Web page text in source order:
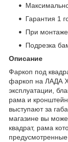
Гарантия 1
При
Подрезка
Описание
Фаркоп под
фаркоп на ЛАДА
эксплуатации,
рама и
выступают за
магазине вы
квадрат, рама